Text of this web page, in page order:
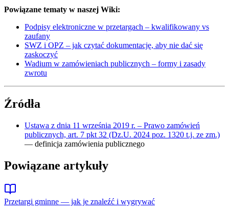
Powiązane tematy w naszej Wiki:
Podpisy elektroniczne w przetargach – kwalifikowany vs
zaufany
SWZ i OPZ – jak czytać dokumentację, aby nie dać się
zaskoczyć
Wadium w zamówieniach publicznych – formy i zasady
zwrotu
Źródła
Ustawa z dnia 11 września 2019 r. – Prawo zamówień
publicznych, art. 7 pkt 32 (Dz.U. 2024 poz. 1320 t.j. ze zm.)
— definicja zamówienia publicznego
Powiązane artykuły
Przetargi gminne — jak je znaleźć i wygrywać